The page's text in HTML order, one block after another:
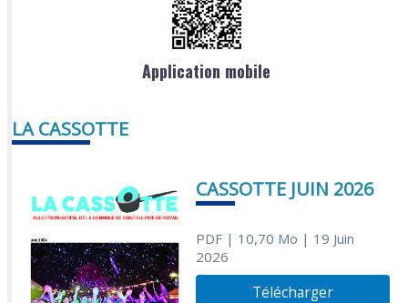
Application mobile
LA CASSOTTE
CASSOTTE JUIN 2026
PDF| 10,70 Mo | 19 Juin
2026
Télécharger